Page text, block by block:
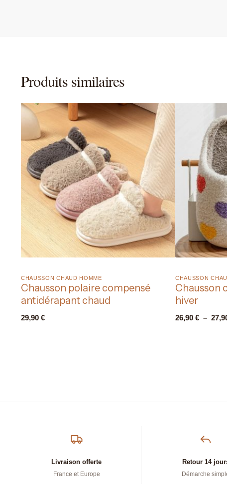
Produits similaires
CHAUSSON CHAUD HOMME​
Chausson polaire compensé
antidérapant chaud
29,90 €
CHAUSSON
Chausson
hiver
26,90 € –
Livraison offerte
France et Europe
Retour 14
Démarche